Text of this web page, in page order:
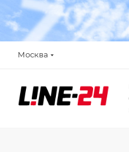
Москва